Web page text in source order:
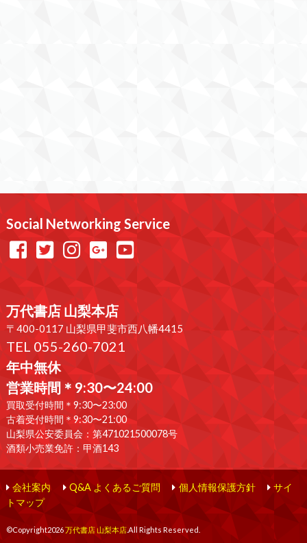
Social Networking Service
万代書店 山梨本店
〒400-0117 山梨県甲斐市西八幡4415
TEL 055-260-7021
年中無休
営業時間＊9:30〜24:00
買取受付時間＊9:30〜23:00
古着受付時間＊9:30〜21:00
山梨県公安委員会：第471021500078号
酒類小売業免許：甲酒143
会社案内 Q&A よくあるご質問 個人情報保護方針
サイ
トマップ
©Copyright2026万代書店 山梨本店.All Rights Reserved.